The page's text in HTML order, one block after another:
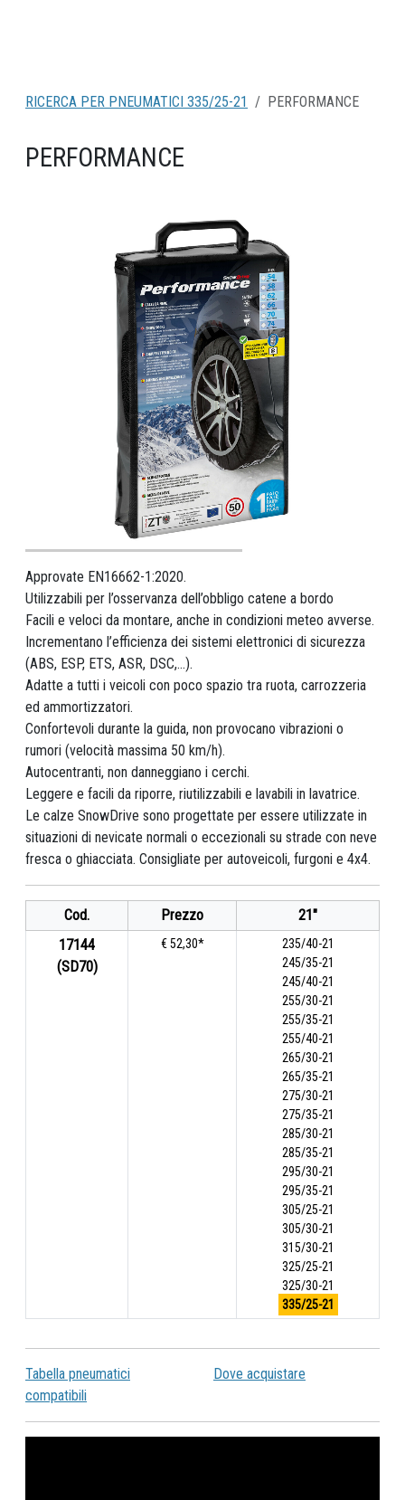
RICERCA PER PNEUMATICI 335/25-21 PERFORMANCE
PERFORMANCE
Approvate EN16662-1:2020.
Utilizzabili per l’osservanza dell’obbligo catene a bordo
Facili e veloci da montare, anche in condizioni meteo avverse.
Incrementano l’efficienza dei sistemi elettronici di sicurezza
(ABS, ESP, ETS, ASR, DSC,...).
Adatte a tutti i veicoli con poco spazio tra ruota, carrozzeria
ed ammortizzatori.
Confortevoli durante la guida, non provocano vibrazioni o
rumori (velocità massima 50 km/h).
Autocentranti, non danneggiano i cerchi.
Leggere e facili da riporre, riutilizzabili e lavabili in lavatrice.
Le calze SnowDrive sono progettate per essere utilizzate in
situazioni di nevicate normali o eccezionali su strade con neve
fresca o ghiacciata. Consigliate per autoveicoli, furgoni e 4x4.
Cod. Prezzo
21"
17144
(SD70)
€ 52,30*
235/40-21
245/35-21
245/40-21
255/30-21
255/35-21
255/40-21
265/30-21
265/35-21
275/30-21
275/35-21
285/30-21
285/35-21
295/30-21
295/35-21
305/25-21
305/30-21
315/30-21
325/25-21
325/30-21
335/25-21
Tabella pneumatici
compatibili
Dove acquistare